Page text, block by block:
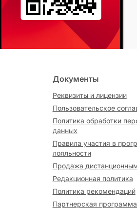
Документы
Реквизиты и лицензии
Пользовательское
Политика обработки
данных
Правила участия в
лояльности
Продажа
Редакционная политика
Политика рекомендаций
Партнерская